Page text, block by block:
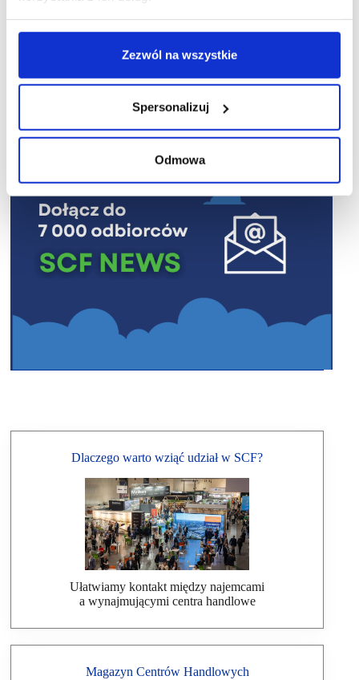
Zezwól na wszystkie
Spersonalizuj
Odmowa
Dlaczego warto wziąć udział w SCF?
Ułatwiamy kontakt między najemcami
a wynajmującymi centra handlowe
Magazyn Centrów Handlowych